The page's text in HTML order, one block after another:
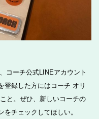
コーチ公式LINEアカウント
登録した方にはコーチ オリ
と。ぜひ、新しいコーチの
チェックしてほしい。